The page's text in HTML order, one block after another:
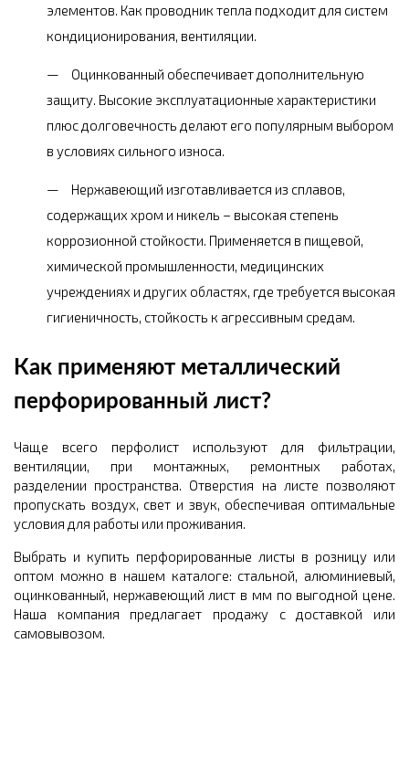
элементов. Как проводник тепла подходит для систем
кондиционирования, вентиляции.
Оцинкованный обеспечивает дополнительную
защиту. Высокие эксплуатационные характеристики
плюс долговечность делают его популярным выбором
в условиях сильного износа.
Нержавеющий изготавливается из сплавов,
содержащих хром и никель – высокая степень
коррозионной стойкости. Применяется в пищевой,
химической промышленности, медицинских
учреждениях и других областях, где требуется высокая
гигиеничность, стойкость к агрессивным средам.
Как применяют металлический
перфорированный лист?
Чаще всего перфолист используют для фильтрации,
вентиляции, при монтажных, ремонтных работах,
разделении пространства. Отверстия на листе позволяют
пропускать воздух, свет и звук, обеспечивая оптимальные
условия для работы или проживания.
Выбрать и купить перфорированные листы в розницу или
оптом можно в нашем каталоге: стальной, алюминиевый,
оцинкованный, нержавеющий лист в мм по выгодной цене.
Наша компания предлагает продажу с доставкой или
самовывозом.